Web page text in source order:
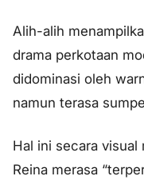
Alih-alih
drama perkotaan
didominasi oleh
namun terasa
Hal ini secara visual
Reina merasa